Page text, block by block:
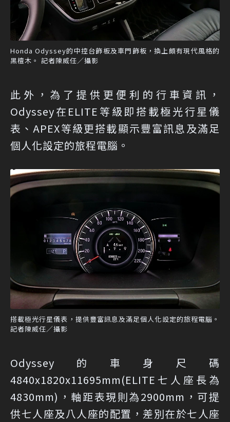
Honda Odyssey的中控台飾板及車門飾板，換上頗有現代風格的
黑檀木。 記者陳威任／攝影
此外，為了提供更便利的行車資訊，
Odyssey在ELITE等級即搭載極光行星儀
表、APEX等級更搭載顯示豐富訊息及滿足
個人化設定的旅程電腦。
搭載極光行星儀表，提供豐富訊息及滿足個人化設定的旅程電腦。
記者陳威任／攝影
Odyssey的車身尺碼
4840x1820x11695mm(ELITE七人座長為
4830mm)，軸距表現則為2900mm，可提
供七人座及八人座的配置，差別在於七人座